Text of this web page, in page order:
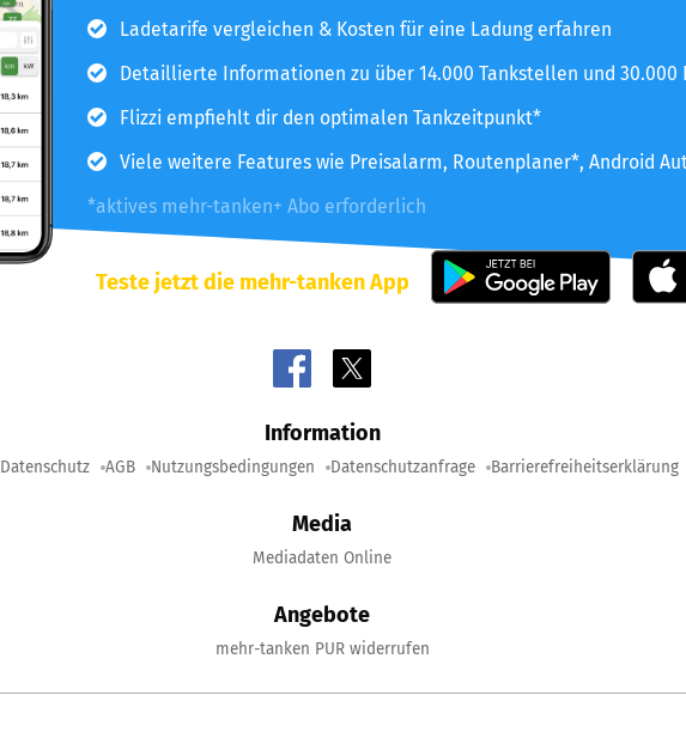
Ladetarife vergleichen & Kosten für eine Ladung erfahren
Detaillierte Informationen zu über 14.000 Tankstellen und 30.000
Flizzi empfiehlt dir den optimalen Tankzeitpunkt*
Viele weitere Features wie Preisalarm, Routenplaner*, Android
*aktives mehr-tanken+ Abo erforderlich
Teste jetzt die mehr-tanken App
Information
Datenschutz AGB Nutzungsbedingungen Datenschutzanfrage Barrierefreiheitserklärung
Media
Mediadaten Online
Angebote
mehr-tanken PUR widerrufen